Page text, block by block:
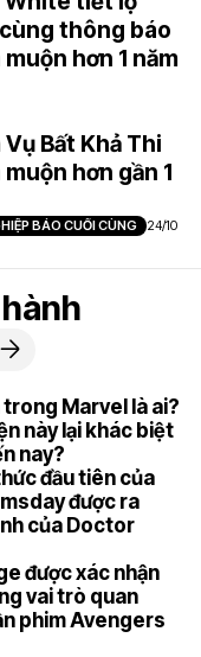
thông báo
hơn 1 năm
Bất Khả Thi
hơn gần 1
BÁO CUỐI CÙNG 24/10
Marvel là ai?
này lại khác biệt
nay?
đầu tiên của
được ra
của Doctor
được xác nhận
vai trò quan
phim Avengers